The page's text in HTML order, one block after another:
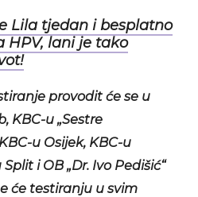
Lila tjedan i besplatno
HPV, lani je tako
provodit će se u
KBC-u „Sestre
u Osijek, KBC-u
i OB „Dr. Ivo Pedišić“
će testiranju u svim